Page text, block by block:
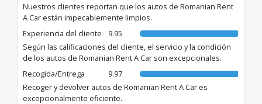
Nuestros clientes reportan que los autos de Romanian Rent
A Car están impecablemente limpios.
Experiencia del cliente
9.95
Según las calificaciones del cliente, el servicio y la condición
de los autos de Romanian Rent A Car son excepcionales.
Recogida/Entrega
9.97
Recoger y devolver autos de Romanian Rent A Car es
excepcionalmente eficiente.